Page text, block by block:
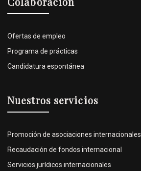
Ofertas de empleo
Programa de prácticas
Candidatura espontánea
Nuestros servicios
Promoción de asociaciones internacionales
Recaudación de fondos internacional
Servicios jurídicos internacionales